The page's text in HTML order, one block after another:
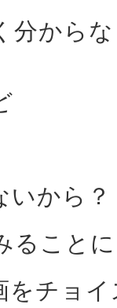
分からな
いから？
ること
をチョ